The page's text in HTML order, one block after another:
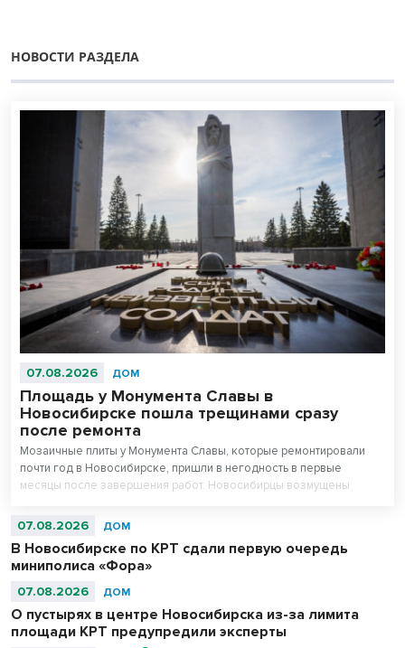
НОВОСТИ РАЗДЕЛА
07.08.2026 ДОМ
Площадь у Монумента Славы в
Новосибирске пошла трещинами сразу
после ремонта
Мозаичные плиты у Монумента Славы, которые ремонтировали
почти год в Новосибирске, пришли в негодность в первые
месяцы после завершения работ. Новосибирцы возмущены
07.08.2026 ДОМ
В Новосибирске по КРТ сдали первую очередь
миниполиса «Фора»
07.08.2026 ДОМ
О пустырях в центре Новосибирска из-за лимита
площади КРТ предупредили эксперты